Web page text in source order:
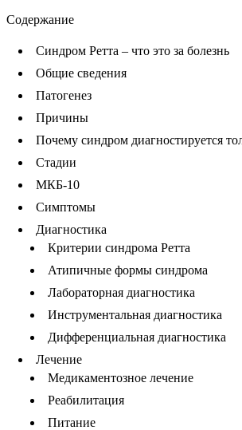
Содержание
Синдром Ретта – что это за болезнь
Общие сведения
Патогенез
Причины
Почему синдром диагностируется
Стадии
МКБ-10
Симптомы
Диагностика
Критерии синдрома Ретта
Атипичные формы синдрома
Лабораторная диагностика
Инструментальная диагностика
Дифференциальная диагностика
Лечение
Медикаментозное лечение
Реабилитация
Питание